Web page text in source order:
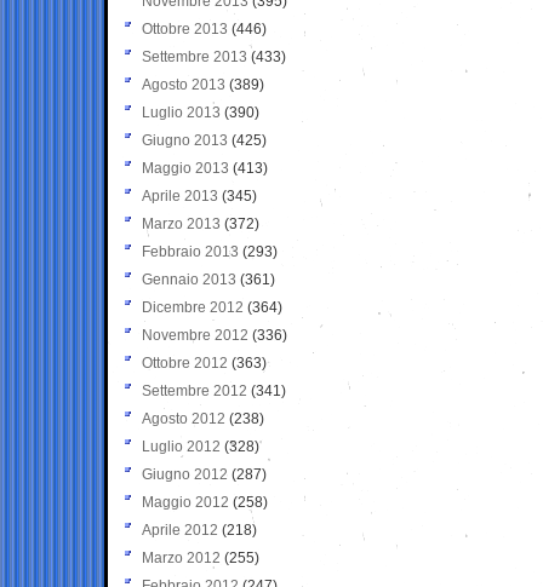
Ottobre 2013 (446)
Settembre 2013 (433)
Agosto 2013 (389)
Luglio 2013 (390)
Giugno 2013 (425)
Maggio 2013 (413)
Aprile 2013 (345)
Marzo 2013 (372)
Febbraio 2013 (293)
Gennaio 2013 (361)
Dicembre 2012 (364)
Novembre 2012 (336)
Ottobre 2012 (363)
Settembre 2012 (341)
Agosto 2012 (238)
Luglio 2012 (328)
Giugno 2012 (287)
Maggio 2012 (258)
Aprile 2012 (218)
Marzo 2012 (255)